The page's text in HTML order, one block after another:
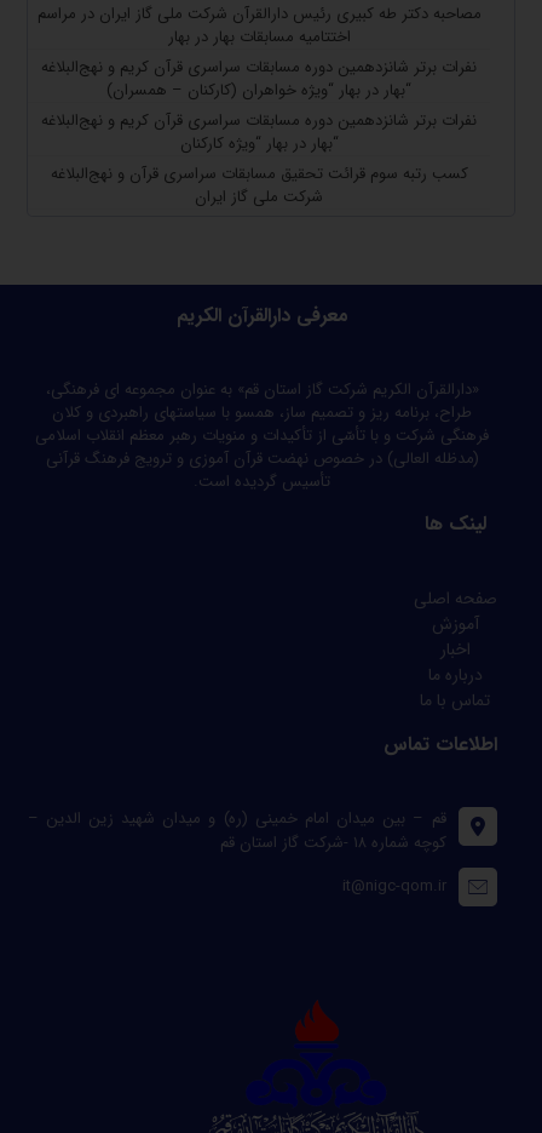
مصاحبه دکتر طه کبیری رئیس دارالقرآن شرکت ملی گاز ایران در مراسم
اختتامیه مسابقات بهار در بهار
نفرات برتر شانزدهمین دوره مسابقات سراسری قرآن کریم و نهج‌البلاغه
“بهار در بهار “ویژه خواهران (کارکنان – همسران)
نفرات برتر شانزدهمین دوره مسابقات سراسری قرآن کریم و نهج‌البلاغه
“بهار در بهار “ویژه کارکنان
کسب رتبه سوم قرائت تحقیق مسابقات سراسری قرآن و نهج‌البلاغه
شرکت ملی گاز ایران
معرفی دارالقرآن الکریم
«دارالقرآن الکریم شرکت گاز استان قم» به عنوان مجموعه ای فرهنگی،
طراح، برنامه ریز و تصمیم ساز، همسو با سیاستهای راهبردی و کلان
فرهنگی شرکت و با تأسّی از تأکیدات و منویات رهبر معظم انقلاب اسلامی
(مدظله العالی) در خصوص نهضت قرآن آموزی و ترویج فرهنگ قرآنی
تأسیس گردیده است.
لینک ها
صفحه اصلی
آموزش
اخبار
درباره ما
تماس با ما
اطلاعات تماس
قم – بین میدان امام خمینی (ره) و میدان شهید زین الدین –
کوچه شماره ۱۸ -شرکت گاز استان قم
it@nigc-qom.ir